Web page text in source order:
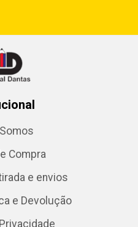
Compra
e envios
e Devolução